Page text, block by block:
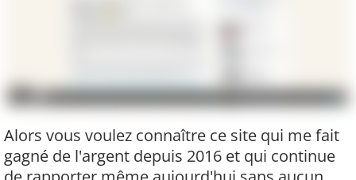
Alors vous voulez connaître ce site qui me fait
gagné de l'argent depuis 2016 et qui continue